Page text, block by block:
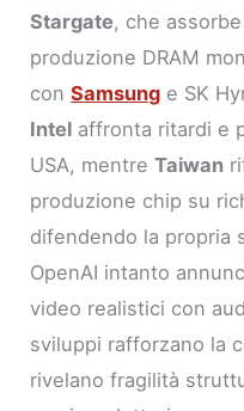
Stargate, che
produzione DRAM
conSamsung e SK
Intel affronta ritardi e
USA, mentreTaiwan
produzione chip su
difendendo la propria
OpenAI intanto
video realistici con
sviluppi rafforzano la
rivelano fragilità